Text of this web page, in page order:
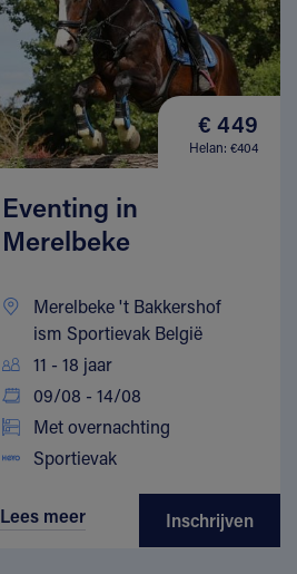
€ 449
Helan: €404
Eventing in
Merelbeke
Merelbeke 't Bakkershof
ism Sportievak België
11 - 18 jaar
09/08 - 14/08
Met overnachting
Sportievak
Lees meer Inschrijven